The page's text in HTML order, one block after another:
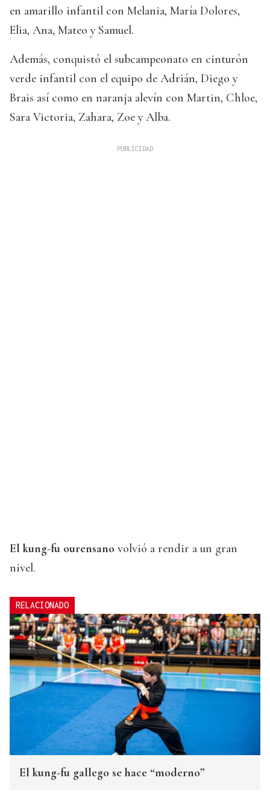
en amarillo infantil con Melania, María Dolores,
Elia, Ana, Mateo y Samuel.
Además, conquistó el subcampeonato en cinturón
verde infantil con el equipo de Adrián, Diego y
Brais así como en naranja alevín con Martin, Chloe,
Sara Victoria, Zahara, Zoe y Alba.
El kung-fu ourensano volvió a rendir a un gran
nivel.
RELACIONADO
El kung-fu gallego se hace “moderno”